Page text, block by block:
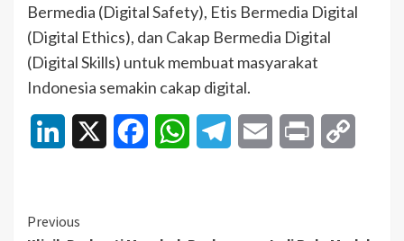
Bermedia (Digital Safety), Etis Bermedia Digital
(Digital Ethics), dan Cakap Bermedia Digital
(Digital Skills) untuk membuat masyarakat
Indonesia semakin cakap digital.
LinkedIn FacebookWhatsAppTelegramEmail Print
Continue
Previous